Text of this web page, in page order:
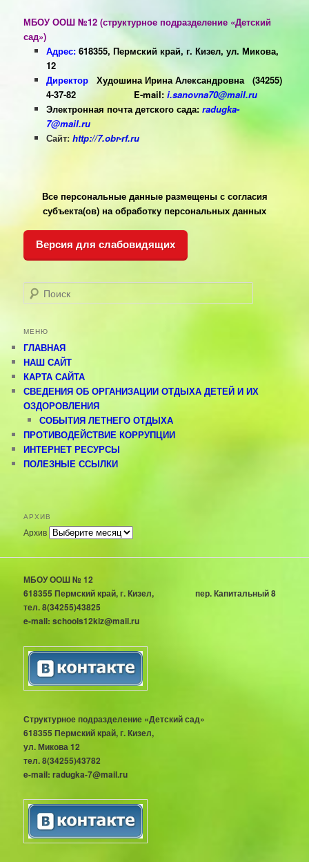
МБОУ ООШ №12 (структурное подразделение «Детский
сад»)
Адрес: 618355, Пермский край, г. Кизел, ул. Микова,
12
Директор Худошина Ирина Александровна
(34255)
4-37-82
E-mail:i.sanovna70@mail.ru
Электронная почта детского сада: radugka-
7@mail.ru
Сайт: http://7.obr-rf.ru
Все персональные данные размещены с согласия
субъекта(ов) на обработку персональных данных
Версия для слабовидящих
Поиск
МЕНЮ
ГЛАВНАЯ
НАШ САЙТ
КАРТА САЙТА
СВЕДЕНИЯ ОБ ОРГАНИЗАЦИИ ОТДЫХА ДЕТЕЙ И ИХ
ОЗДОРОВЛЕНИЯ
СОБЫТИЯ ЛЕТНЕГО ОТДЫХА
ПРОТИВОДЕЙСТВИЕ КОРРУПЦИИ
ИНТЕРНЕТ РЕСУРСЫ
ПОЛЕЗНЫЕ ССЫЛКИ
АРХИВ
Архив
МБОУ ООШ № 12
618355 Пермский край, г. Кизел, пер. Капитальный 8
тел. 8(34255)43825
e-mail: schools12kiz@mail.ru
Структурное подразделение «Детский сад»
618355 Пермский край, г. Кизел,
ул. Микова 12
тел. 8(34255)43782
e-mail: radugka-7@mail.ru